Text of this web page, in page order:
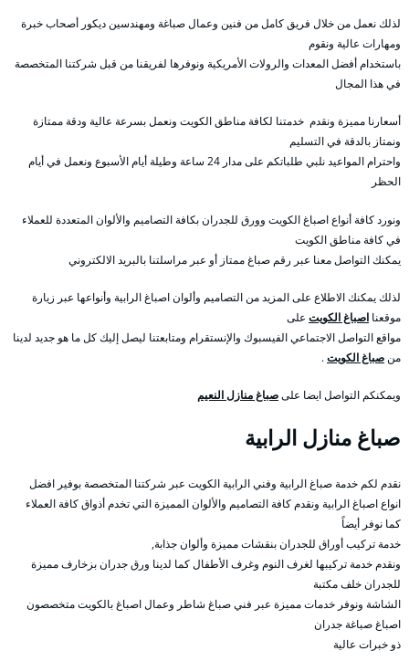
لذلك نعمل من خلال فريق كامل من فنين وعمال صباغة ومهندسين ديكور أصحاب خبرة
ومهارات عالية ونقوم
باستخدام أفضل المعدات والرولات الأمريكية ونوفرها لفريقنا من قبل شركتنا المتخصصة
في هذا المجال
أسعارنا مميزة ونقدم خدمتنا لكافة مناطق الكويت ونعمل بسرعة عالية ودقة ممتازة
ونمتاز بالدقة في التسليم
واحترام المواعيد نلبي طلباتكم على مدار 24 ساعة وطيلة أيام الأسبوع ونعمل في أيام
الحظر
ونورد كافة أنواع اصباغ الكويت وورق للجدران بكافة التصاميم والألوان المتعددة للعملاء
في كافة مناطق الكويت
يمكنك التواصل معنا عبر رقم صباغ ممتاز أو عبر مراسلتنا بالبريد الالكتروني
لذلك يمكنك الاطلاع على المزيد من التصاميم وألوان اصباغ الرابية وأنواعها عبر زيارة
موقعنا اصباغ الكويت على
مواقع التواصل الاجتماعي الفيسبوك والإنستقرام ومتابعتنا ليصل إليك كل ما هو جديد لدينا
منصباغ الكويت.
ويمكنكم التواصل ايضا علىصباغ منازل النعيم
صباغ منازل الرابية
نقدم لكم خدمة صباغ الرابية وفني الرابية الكويت عبر شركتنا المتخصصة بوفير افضل
انواع اصباغ الرابية ونقدم كافة التصاميم والألوان المميزة التي تخدم أذواق كافة العملاء
كما نوفر أيضاً
خدمة تركيب أوراق للجدران بنقشات مميزة وألوان جذابة,
ونقدم خدمة تركيبها لغرف النوم وغرف الأطفال كما لدينا ورق جدران بزخارف مميزة
للجدران خلف مكتبة
الشاشة ونوفر خدمات مميزة عبر فني صباغ شاطر وعمال اصباغ بالكويت متخصصون
اصباغ صباغة جدران
ذو خبرات عالية